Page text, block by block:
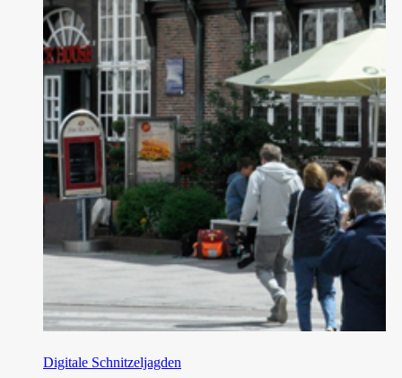
Digitale Schnitzeljagden